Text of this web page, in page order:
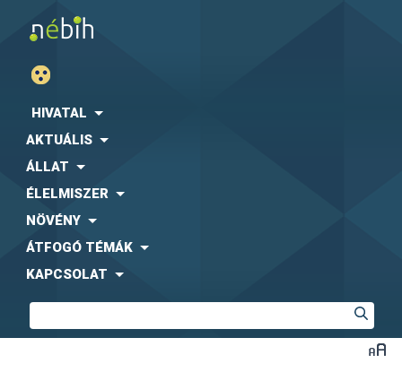
HIVATAL
AKTUÁLIS
ÁLLAT
ÉLELMISZER
NÖVÉNY
ÁTFOGÓ TÉMÁK
KAPCSOLAT